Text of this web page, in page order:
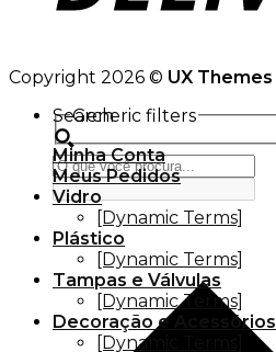
Copyright 2026 © UX Themes
Search
Generic filters
Minha Conta
Meus Pedidos
Vidro
[Dynamic Terms]
Plástico
[Dynamic Terms]
Tampas e Válvulas
[Dynamic Terms]
Decoração e Acessórios
[Dynamic Terms]